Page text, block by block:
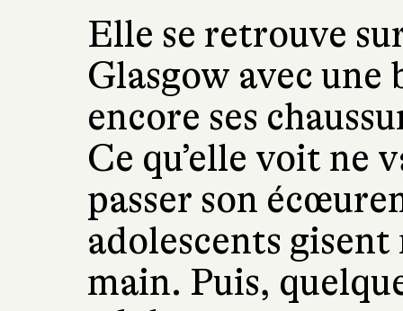
Elle se retrouve
Glasgow avec une
encore ses
Ce qu’elle voit ne
passer son
adolescents
main. Puis,